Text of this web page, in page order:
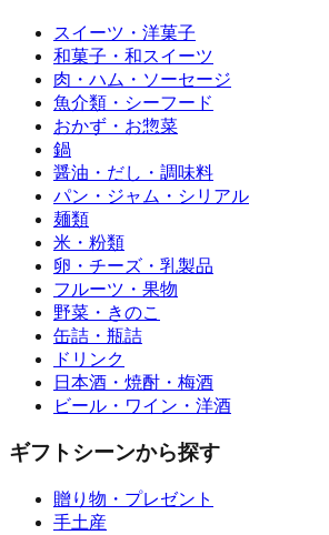
スイーツ・洋菓子
和菓子・和スイーツ
肉・ハム・ソーセージ
魚介類・シーフード
おかず・お惣菜
鍋
醤油・だし・調味料
パン・ジャム・シリアル
麺類
米・粉類
卵・チーズ・乳製品
フルーツ・果物
野菜・きのこ
缶詰・瓶詰
ドリンク
日本酒・焼酎・梅酒
ビール・ワイン・洋酒
ギフトシーンから探す
贈り物・プレゼント
手土産